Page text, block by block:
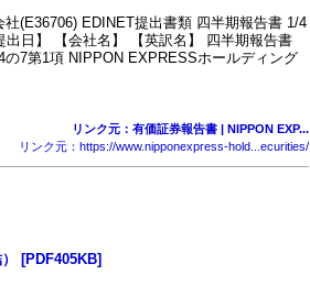
(E36706) EDINET提出書類 四半期報告書 1/4
日】 【会社名】 【英訳名】 四半期報告書
7第1項 NIPPON EXPRESSホールディング
リンク元：有価証券報告書 | NIPPON EXP...
リンク元：https://www.nipponexpress-hold...ecurities/
[PDF405KB]